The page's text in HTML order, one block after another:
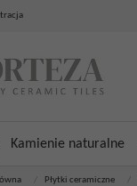
Kamienie naturalne
Płytki ceramiczne